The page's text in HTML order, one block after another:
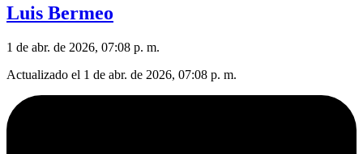
Luis Bermeo
1 de abr. de 2026, 07:08 p. m.
Actualizado el 1 de abr. de 2026, 07:08 p. m.